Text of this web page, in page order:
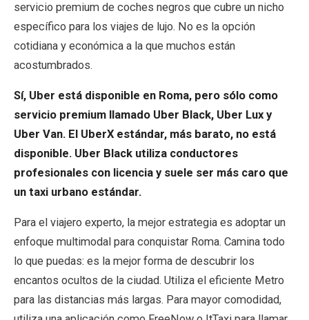
servicio premium de coches negros que cubre un nicho
específico para los viajes de lujo. No es la opción
cotidiana y económica a la que muchos están
acostumbrados.
Sí, Uber está disponible en Roma, pero sólo como
servicio premium llamado Uber Black, Uber Lux y
Uber Van. El UberX estándar, más barato, no está
disponible. Uber Black utiliza conductores
profesionales con licencia y suele ser más caro que
un taxi urbano estándar.
Para el viajero experto, la mejor estrategia es adoptar un
enfoque multimodal para conquistar Roma. Camina todo
lo que puedas: es la mejor forma de descubrir los
encantos ocultos de la ciudad. Utiliza el eficiente Metro
para las distancias más largas. Para mayor comodidad,